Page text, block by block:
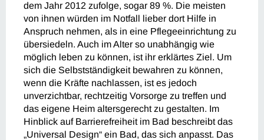
dem Jahr 2012 zufolge, sogar 89 %. Die meisten
von ihnen würden im Notfall lieber dort Hilfe in
Anspruch nehmen, als in eine Pflegeeinrichtung zu
übersiedeln. Auch im Alter so unabhängig wie
möglich leben zu können, ist ihr erklärtes Ziel. Um
sich die Selbstständigkeit bewahren zu können,
wenn die Kräfte nachlassen, ist es jedoch
unverzichtbar, rechtzeitig Vorsorge zu treffen und
das eigene Heim altersgerecht zu gestalten. Im
Hinblick auf Barrierefreiheit im Bad beschreibt das
„Universal Design“ ein Bad, das sich anpasst. Das